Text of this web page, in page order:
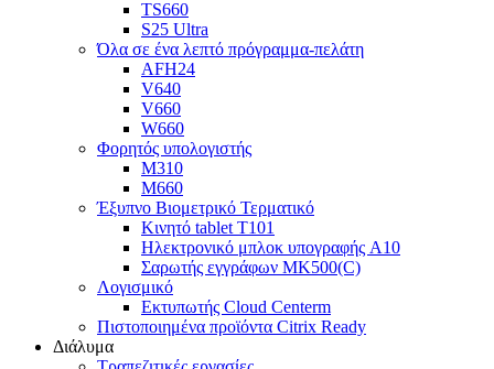
TS660
S25 Ultra
Όλα σε ένα λεπτό πρόγραμμα-πελάτη
AFH24
V640
V660
W660
Φορητός υπολογιστής
Μ310
M660
Έξυπνο Βιομετρικό Τερματικό
Κινητό tablet T101
Ηλεκτρονικό μπλοκ υπογραφής A10
Σαρωτής εγγράφων MK500(C)
Λογισμικό
Εκτυπωτής Cloud Centerm
Πιστοποιημένα προϊόντα Citrix Ready
Διάλυμα